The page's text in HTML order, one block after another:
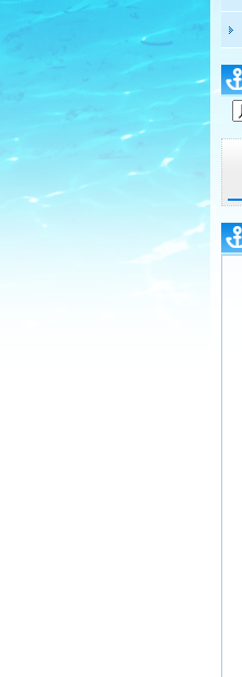
の
記
事